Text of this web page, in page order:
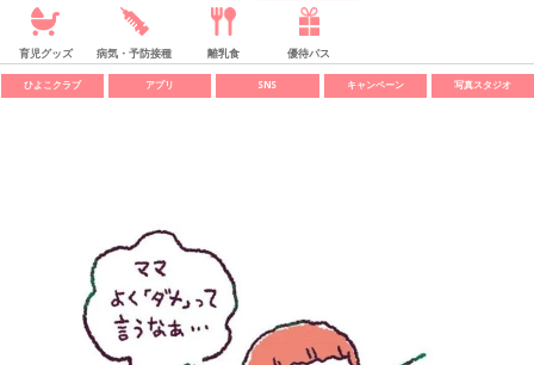
育児グッズ 病気・予防接種 離乳食 優待パス
ひよこクラブ アプリ SNS キャンペーン 写真スタジオ